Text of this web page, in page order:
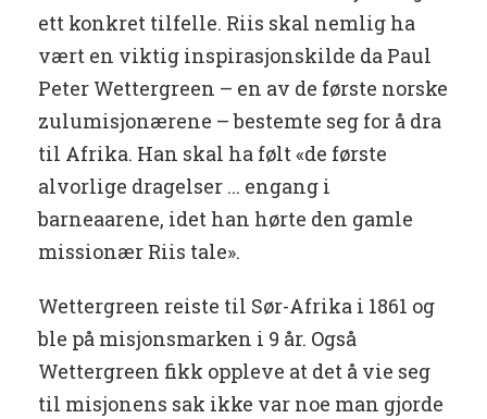
ett konkret tilfelle. Riis skal nemlig ha
vært en viktig inspirasjonskilde da Paul
Peter Wettergreen – en av de første norske
zulumisjonærene – bestemte seg for å dra
til Afrika. Han skal ha følt «de første
alvorlige dragelser ... engang i
barneaarene, idet han hørte den gamle
missionær Riis tale».
Wettergreen reiste til Sør-Afrika i 1861 og
ble på misjonsmarken i 9 år. Også
Wettergreen fikk oppleve at det å vie seg
til misjonens sak ikke var noe man gjorde